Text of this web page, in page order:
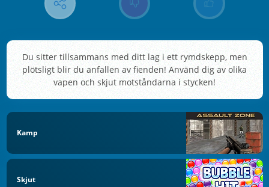
Du sitter tillsammans med ditt lag i ett rymdskepp, men
plötsligt blir du anfallen av fienden! Använd dig av olika
vapen och skjut motståndarna i stycken!
Kamp
Skjut